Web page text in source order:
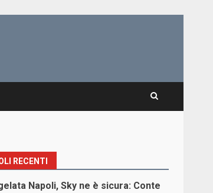
RECENTI
Napoli, Sky ne è sicura: Conte